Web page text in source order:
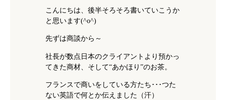
こんにちは、後半そろそろ書いていこうか
と思います(^o^)
先ずは商談から～
社長が数点日本のクライアントより預かっ
てきた商材、そして“あかほり”のお茶。
フランスで商いをしている方たち･･･つた
ない英語で何とか伝えました（汗）